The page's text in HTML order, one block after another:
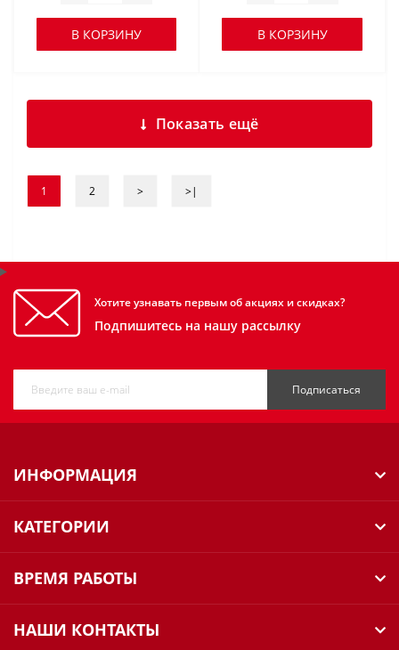
В КОРЗИНУ В КОРЗИНУ
Показать ещё
1 2 > >|
Хотите узнавать первым об акциях и скидках?
Подпишитесь на нашу рассылку
Подписаться
ИНФОРМАЦИЯ
КАТЕГОРИИ
ВРЕМЯ РАБОТЫ
НАШИ КОНТАКТЫ